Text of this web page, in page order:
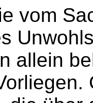
vom
allein